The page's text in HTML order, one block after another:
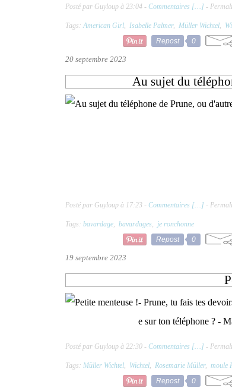
Posté par Guyloup à 23:04 - Commentaires [… ] -
Tags: American Girl, Isabelle Palmer, Müller Wichtel,
Repost
0
20 septembre 2023
Au sujet du
Posté par Guyloup à 17:23 - Commentaires [… ] -
Tags: bavardage, bavardages, je ronchonne
Repost
0
19 septembre 2023
- Prune, tu fais tes
e sur ton téléphone ? -
Posté par Guyloup à 22:30 - Commentaires [… ] -
Tags: Müller Wichtel, Wichtel, Rosemarie Müller, moule
Repost
0